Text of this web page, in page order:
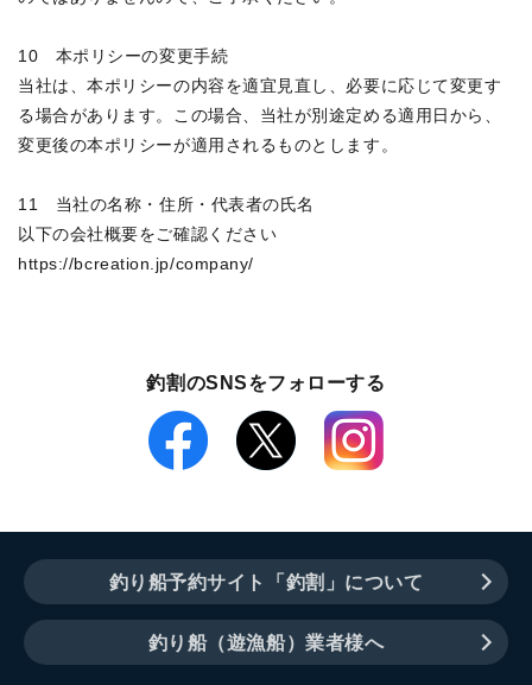
10　本ポリシーの変更手続
当社は、本ポリシーの内容を適宜見直し、必要に応じて変更す
る場合があります。この場合、当社が別途定める適用日から、
変更後の本ポリシーが適用されるものとします。
11　当社の名称・住所・代表者の氏名
以下の会社概要をご確認ください
釣割のSNSをフォローする
釣り船予約サイト「釣割」について
釣り船（遊漁船）業者様へ